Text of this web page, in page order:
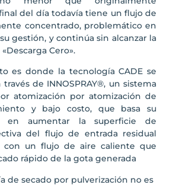
del día todavía tiene un flujo de
concentrado, problemático en
gestión, y continúa sin alcanzar la
Cero».
es donde la tecnología CADE se
de INNOSPRAY®, un sistema
atomización por atomización de
y bajo costo, que basa su
en aumentar la superficie de
del flujo de entrada residual
con un flujo de aire caliente que
rápido de la gota generada
de secado por pulverización no es